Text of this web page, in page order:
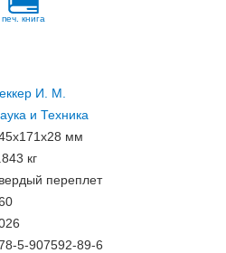
печ. книга
И. М.
и Техника
мм
кг
переплет
5-907592-89-6